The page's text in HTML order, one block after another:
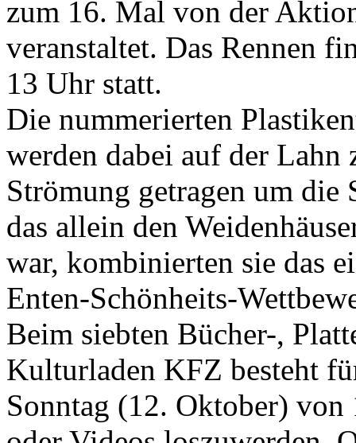
zum 16. Mal von der
veranstaltet. Das Rennen
13 Uhr statt.
Die nummerierten
werden dabei auf der Lahn
Strömung getragen um
das allein den
war, kombinierten sie das
Enten-Schönheits-
Beim siebten Bücher-,
Kulturladen KFZ besteht
Sonntag (12. Oktober)